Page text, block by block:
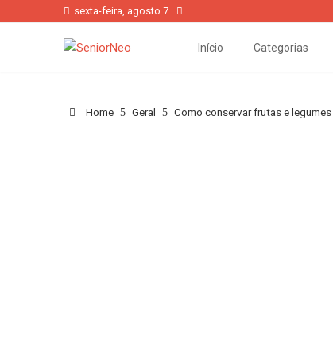
sexta-feira, agosto 7
Início Categorias
Home Geral Como conservar frutas e